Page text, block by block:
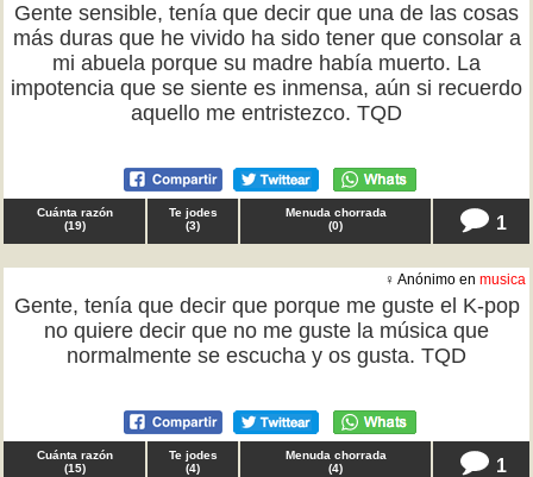
Gente sensible, tenía que decir que una de las cosas
más duras que he vivido ha sido tener que consolar a
mi abuela porque su madre había muerto. La
impotencia que se siente es inmensa, aún si recuerdo
aquello me entristezco. TQD
Cuánta razón
(19)
Te jodes
(3)
Menuda chorrada
(0) 1
♀ Anónimo en musica
Gente, tenía que decir que porque me guste el K-pop
no quiere decir que no me guste la música que
normalmente se escucha y os gusta. TQD
Cuánta razón
(15)
Te jodes
(4)
Menuda chorrada
(4) 1